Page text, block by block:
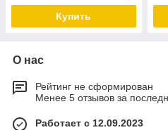
Купить
О нас
Рейтинг не сформирован
Менее 5 отзывов за
Работает с 12.09.2023